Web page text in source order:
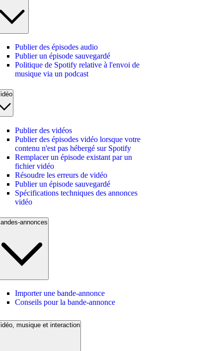
Publier des épisodes audio
Publier un épisode sauvegardé
Politique de Spotify relative à l'envoi de
musique via un podcast
Publier des vidéos
Publier des épisodes vidéo lorsque votre
contenu n'est pas hébergé sur Spotify
Remplacer un épisode existant par un
fichier vidéo
Résoudre les erreurs de vidéo
Publier un épisode sauvegardé
Spécifications techniques des annonces
vidéo
annonces
Importer une bande-annonce
Conseils pour la bande-annonce
musique et interaction